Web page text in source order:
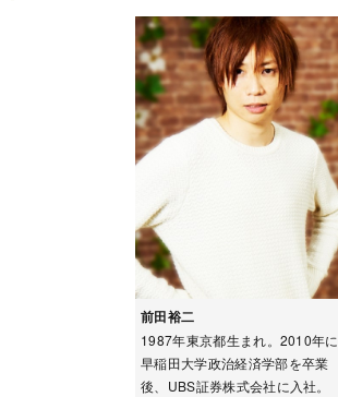
前田裕二
1987年東京都生まれ。2010年に
早稲田大学政治経済学部を卒業
後、UBS証券株式会社に入社。